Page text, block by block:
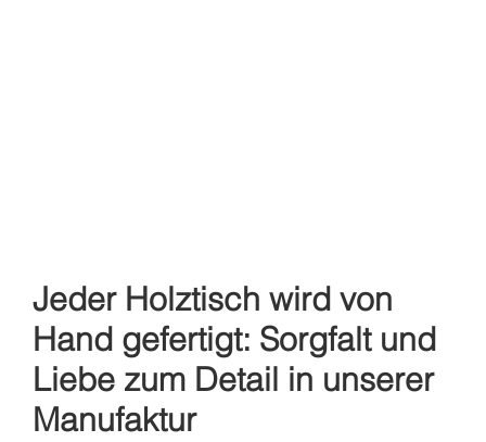
Jeder Holztisch wird von
Hand gefertigt: Sorgfalt und
Liebe zum Detail in unserer
Manufaktur